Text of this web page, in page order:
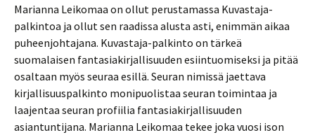
Marianna Leikomaa on ollut perustamassa Kuvastaja-
palkintoa ja ollut sen raadissa alusta asti, enimmän aikaa
puheenjohtajana. Kuvastaja-palkinto on tärkeä
suomalaisen fantasiakirjallisuuden esiintuomiseksi ja pitää
osaltaan myös seuraa esillä. Seuran nimissä jaettava
kirjallisuuspalkinto monipuolistaa seuran toimintaa ja
laajentaa seuran profiilia fantasiakirjallisuuden
asiantuntijana. Marianna Leikomaa tekee joka vuosi ison